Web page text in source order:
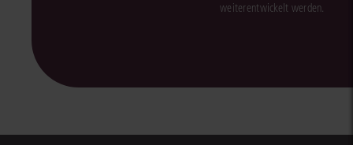
weiterentwickelt werden.